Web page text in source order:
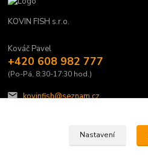
KOVIN FISH s.r.o.
Kováč Pavel
+420 608 982 777
(Po-Pá, 8:30-17:30 hod.)
kovinfish@seznam.cz
Nastavení